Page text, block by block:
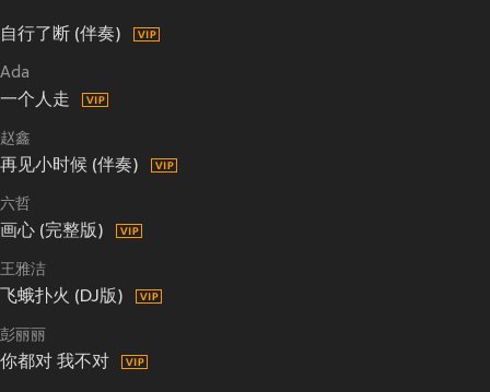
自行了断 (伴奏)
Ada
一个人走
赵鑫
再见小时候 (伴奏)
六哲
画心 (完整版)
王雅洁
飞蛾扑火 (DJ版)
彭丽丽
你都对 我不对